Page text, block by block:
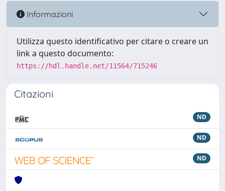
Informazioni
Utilizza questo identificativo per citare o creare un
link a questo documento:
https://hdl.handle.net/11564/715246
Citazioni
ND
ND
ND